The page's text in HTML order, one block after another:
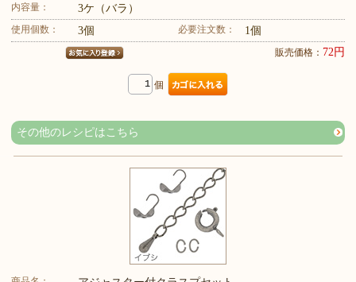
内容量：
3ケ（バラ）
使用個数： 3個 必要注文数： 1個
販売価格： 72円
個
その他のレシピはこちら